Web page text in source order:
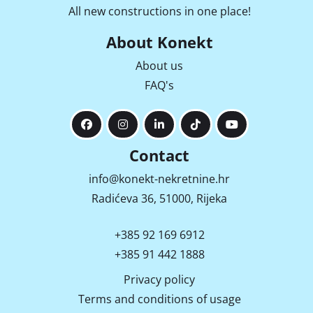
se djelomično nagibno otvara
-sva elektro instalacija, vodovodna instalacija i
ventilacija su pripremljene za ugradnju kuhinje
određene prema nacrtu.
- WC kotlić ugrađeni GEBERIT
- bide LAUFEN
- pipa na bideu HANS GROHE
- kutna tuš kabina 100x80 cm
- ugrađena tuš baterija i gornja ruža HANS GROHE
- ugrađeno led svjetlo, mogućnost regulacije boje
- ugrađeni ventilator, najtiši HELIOS s mogućnošću
aktivacije prekidača za svijetlo.
- grijanje kupaone je elektro podno uz mogućnost
All new constructions in one place!
About Konekt
About us
FAQ's
Contact
info@konekt-nekretnine.hr
Radićeva 36, 51000, Rijeka
+385 92 169 6912
+385 91 442 1888
Privacy policy
Terms and conditions of usage